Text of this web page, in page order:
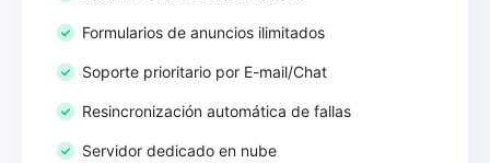
Formularios de anuncios ilimitados
Soporte prioritario por E-mail/Chat
Resincronización automática de fallas
Servidor dedicado en nube